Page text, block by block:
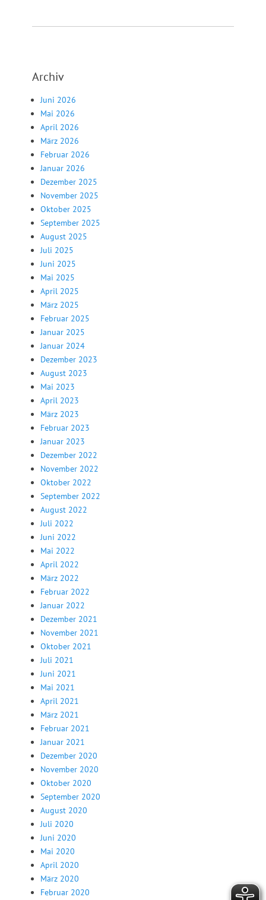
Archiv
Juni 2026
Mai 2026
April 2026
März 2026
Februar 2026
Januar 2026
Dezember 2025
November 2025
Oktober 2025
September 2025
August 2025
Juli 2025
Juni 2025
Mai 2025
April 2025
März 2025
Februar 2025
Januar 2025
Januar 2024
Dezember 2023
August 2023
Mai 2023
April 2023
März 2023
Februar 2023
Januar 2023
Dezember 2022
November 2022
Oktober 2022
September 2022
August 2022
Juli 2022
Juni 2022
Mai 2022
April 2022
März 2022
Februar 2022
Januar 2022
Dezember 2021
November 2021
Oktober 2021
Juli 2021
Juni 2021
Mai 2021
April 2021
März 2021
Februar 2021
Januar 2021
Dezember 2020
November 2020
Oktober 2020
September 2020
August 2020
Juli 2020
Juni 2020
Mai 2020
April 2020
März 2020
Februar 2020